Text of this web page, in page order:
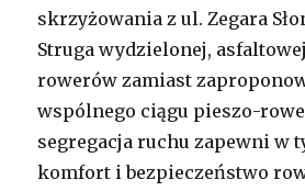
skrzyżowania z ul. Zegara
Struga wydzielonej,
rowerów zamiast
wspólnego ciągu pieszo-
segregacja ruchu zapewni w
komfort i bezpieczeństwo